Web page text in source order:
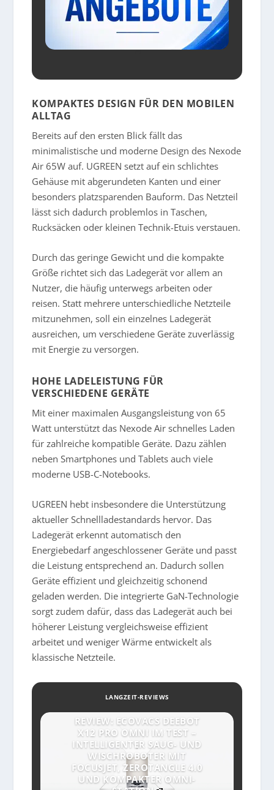
KOMPAKTES DESIGN FÜR DEN MOBILEN
ALLTAG
Bereits auf den ersten Blick fällt das
minimalistische und moderne Design des Nexode
Air 65W auf. UGREEN setzt auf ein schlichtes
Gehäuse mit abgerundeten Kanten und einer
besonders platzsparenden Bauform. Das Netzteil
lässt sich dadurch problemlos in Taschen,
Rucksäcken oder kleinen Technik-Etuis verstauen.
Durch das geringe Gewicht und die kompakte
Größe richtet sich das Ladegerät vor allem an
Nutzer, die häufig unterwegs arbeiten oder
reisen. Statt mehrere unterschiedliche Netzteile
mitzunehmen, soll ein einzelnes Ladegerät
ausreichen, um verschiedene Geräte zuverlässig
mit Energie zu versorgen.
HOHE LADELEISTUNG FÜR
VERSCHIEDENE GERÄTE
Mit einer maximalen Ausgangsleistung von 65
Watt unterstützt das Nexode Air schnelles Laden
für zahlreiche kompatible Geräte. Dazu zählen
neben Smartphones und Tablets auch viele
moderne USB-C-Notebooks.
UGREEN hebt insbesondere die Unterstützung
aktueller Schnellladestandards hervor. Das
Ladegerät erkennt automatisch den
Energiebedarf angeschlossener Geräte und passt
die Leistung entsprechend an. Dadurch sollen
Geräte effizient und gleichzeitig schonend
geladen werden. Die integrierte GaN-Technologie
sorgt zudem dafür, dass das Ladegerät auch bei
höherer Leistung vergleichsweise effizient
arbeitet und weniger Wärme entwickelt als
klassische Netzteile.
LANGZEIT-REVIEWS
REVIEW: ECOVACS DEEBOT
X12 PRO OMNI IM TEST –
INTELLIGENTER SAUG- UND
WISCHROBOTER MIT
FOCUSJET, ZEROTANGLE 4.0
UND KOMPAKTER OMNI-